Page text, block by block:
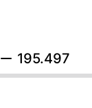
195.497